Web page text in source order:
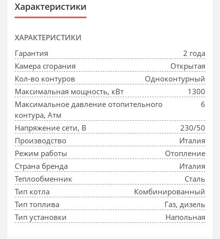
Характеристики
ХАРАКТЕРИСТИКИ
Гарантия
2 года
Камера сгорания
Открытая
Кол-во контуров
Одноконтурный
Максимальная мощность, кВт
1300
Максимальное давление отопительного
контура, Атм
6
Напряжение сети, В
230/50
Производство
Италия
Режим работы
Отопление
Страна бренда
Италия
Теплообменник
Сталь
Тип котла
Комбинированный
Тип топлива
Газ, дизель
Тип установки
Напольная